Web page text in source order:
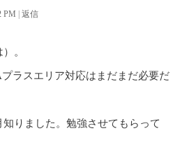
PM 返信
。
ラスエリア対応はまだまだ必要だ
りました。勉強させてもらって